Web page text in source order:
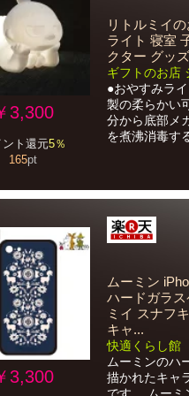
3,300
ト還元5％
165pt
リトルミイ
ライト 寝室
クター グッ
ギフトのお店
●おやすみラ
製の柔らかい
分から底部メ
を煮沸消毒す
3,300
ムーミン
ハードガラ
ミイ スナフ
キャ...
快適くらし館
ムーミンのハ
描かれたキャ